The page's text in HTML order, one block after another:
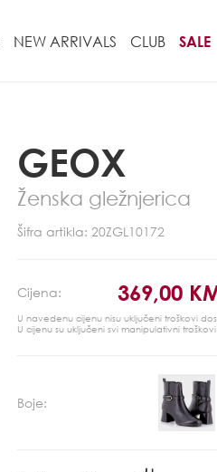
NEW ARRIVALS CLUB SALE
GEOX
Ženska gležnjerica
Šifra artikla: 20ZGL10172
Cijena: 369,00
U navedenu cijenu nisu uključeni troškovi
U cijenu su uključeni svi manipulativni troškovi
Boje: